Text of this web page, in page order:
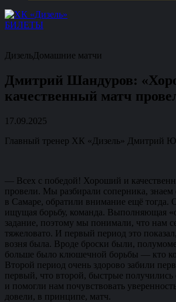
БИЛЕТЫ
ДизельДомашние матчи
Дмитрий Шандуров:
качественный матч
17.09.2025
Главный тренер ХК «Дизель» Дмитрий
— Всех с победой! Хороший и
провели. Мы разбирали соперника, знаем
в Самаре, обратили внимание ещё тогда.
ищущая борьбу, команда. Выполняющая
задание, поэтому мы понимали, что нам
тяжеловато. И первый период это
возня была. Вроде броски были,
больше было клюшечной борьбы — кто
Второй период очень здорово забили
первый, что второй, быстрые получились
и помогли нам почувствовать
довели, в принципе, матч.